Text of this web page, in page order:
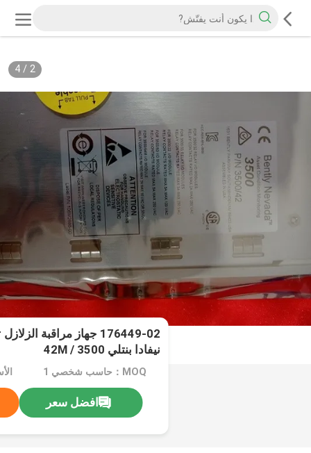
3
/
4
نيفادا بنتلي 3500 / 42M
MOQ：حاسب شخصي 1
افضل سعر